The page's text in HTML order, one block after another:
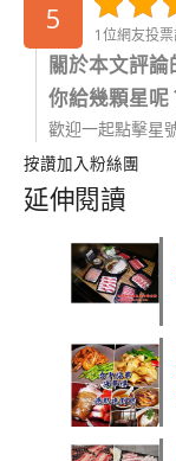
5 1位網友投
關於本文評論
你給幾顆星呢
歡迎一起點擊星
按讚加入粉絲團
延伸閱讀